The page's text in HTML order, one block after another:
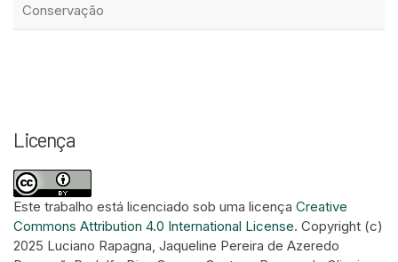
Conservação
Licença
Este trabalho está licenciado sob uma licença Creative
Commons Attribution 4.0 International License. Copyright (c)
2025 Luciano Rapagna, Jaqueline Pereira de Azeredo